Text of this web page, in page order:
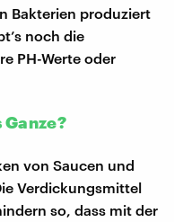
Bakterien produziert
noch die
PH-Werte oder
Ganze?
von Saucen und
Verdickungsmittel
so, dass mit der